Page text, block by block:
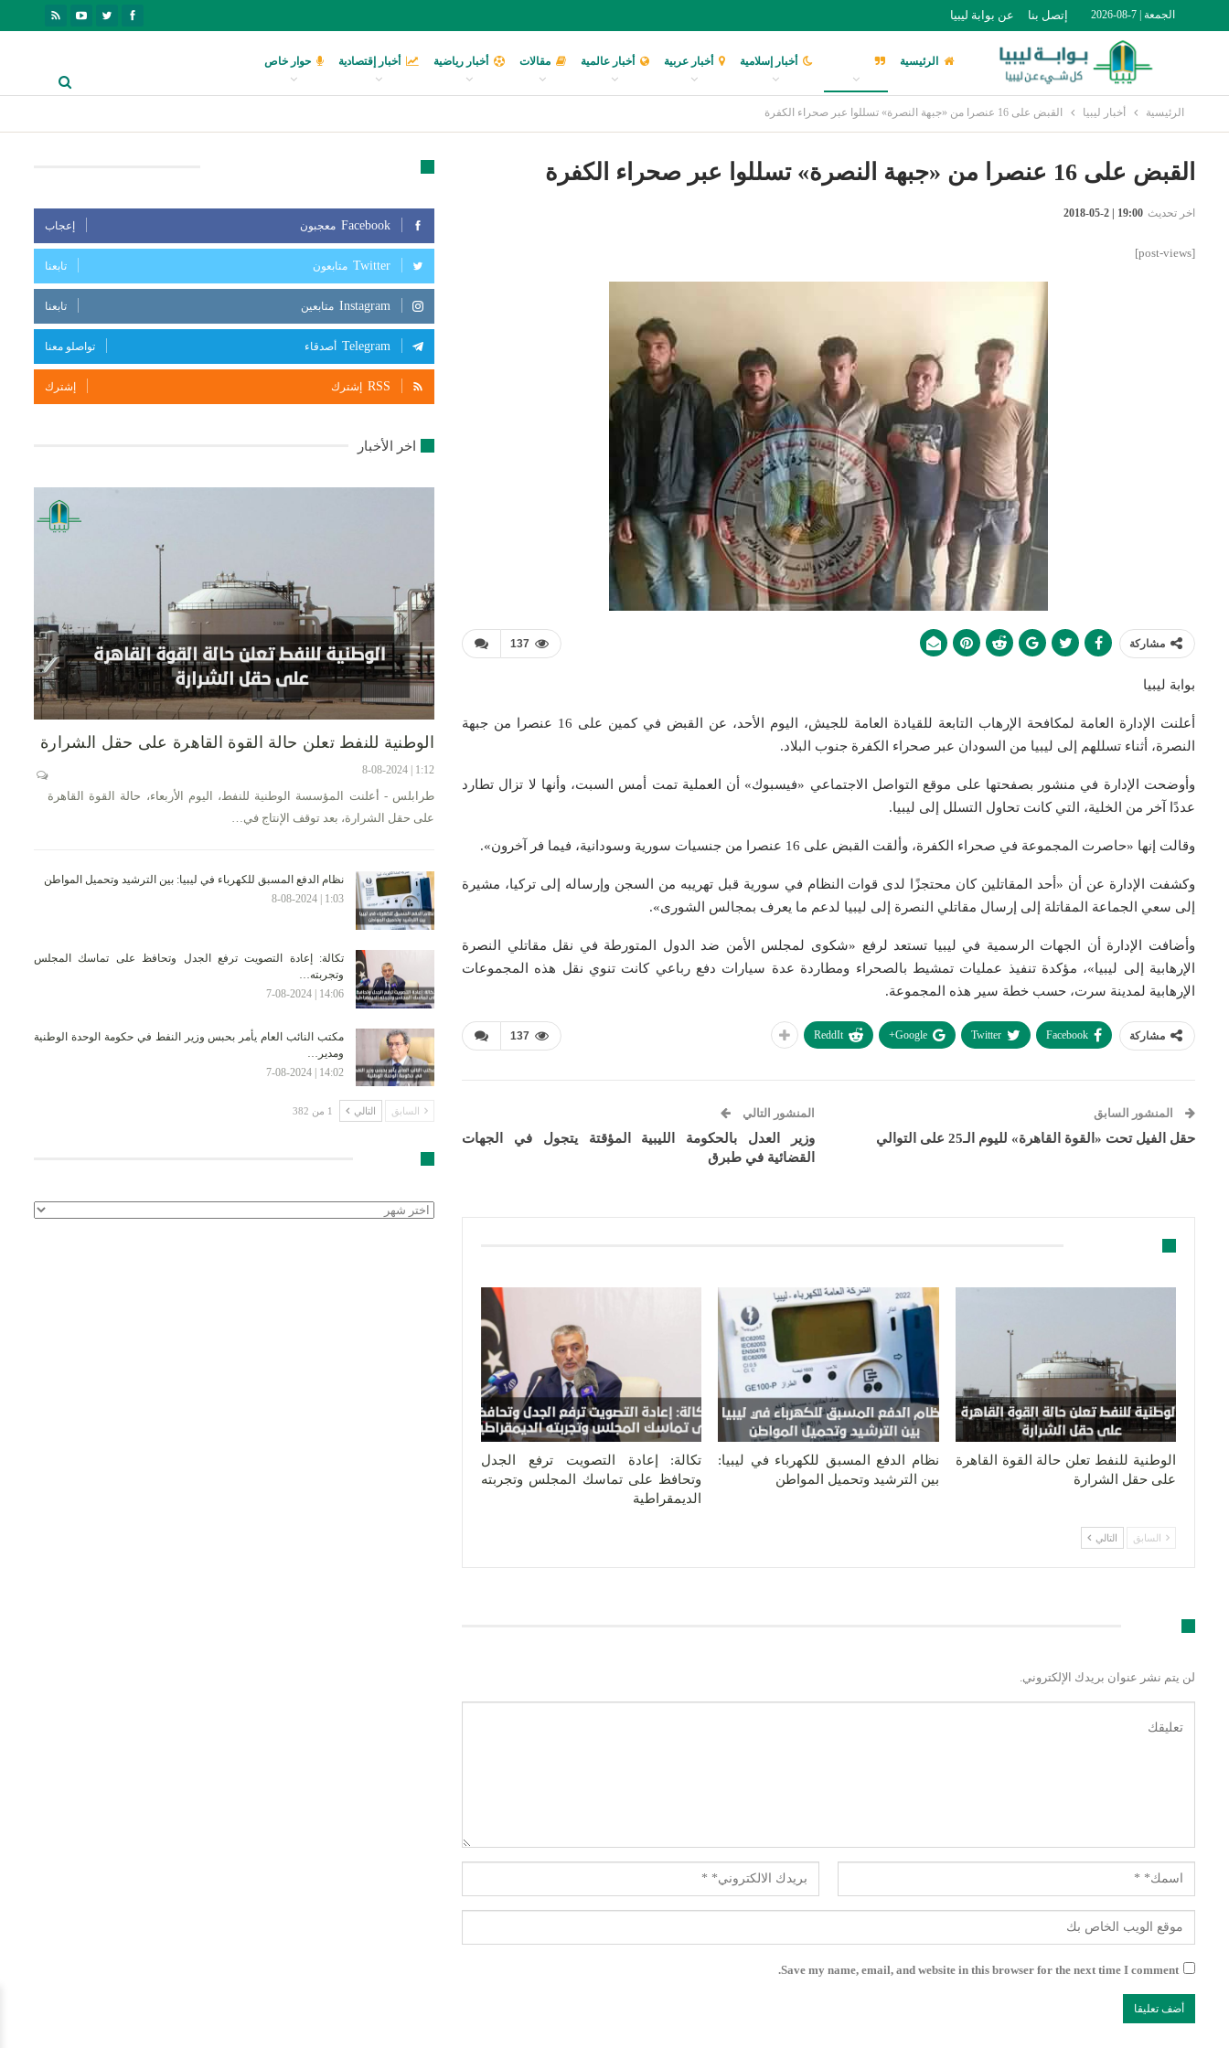
الجمعة | 7-08-2026 إتصل بنا عن بوابة ليبيا
الرئيسية أخبار إسلامية أخبار عربية أخبار عالمية مقالات أخبار رياضية أخبار إقتصادية حوار خاص
الرئيسية أخبار ليبيا القبض على 16 عنصرا من «جبهة النصرة» تسللوا عبر صحراء الكفرة
القبض على 16 عنصرا من «جبهة النصرة» تسللوا عبر صحراء الكفرة
اخر تحديث 19:00 | 2-05-2018
[post-views]
137 مشاركة
بوابة ليبيا
أعلنت الإدارة العامة لمكافحة الإرهاب التابعة للقيادة العامة للجيش، اليوم الأحد، عن القبض في كمين على 16 عنصرا من جبهة
النصرة، أثناء تسللهم إلى ليبيا من السودان عبر صحراء الكفرة جنوب البلاد.
وأوضحت الإدارة في منشور بصفحتها على موقع التواصل الاجتماعي «فيسبوك» أن العملية تمت أمس السبت، وأنها لا تزال تطارد
عددًا آخر من الخلية، التي كانت تحاول التسلل إلى ليبيا.
وقالت إنها «حاصرت المجموعة في صحراء الكفرة، وألقت القبض على 16 عنصرا من جنسيات سورية وسودانية، فيما فر آخرون».
وكشفت الإدارة عن أن «أحد المقاتلين كان محتجزًا لدى قوات النظام في سورية قبل تهريبه من السجن وإرساله إلى تركيا، مشيرة
إلى سعي الجماعة المقاتلة إلى إرسال مقاتلي النصرة إلى ليبيا لدعم ما يعرف بمجالس الشورى».
وأضافت الإدارة أن الجهات الرسمية في ليبيا تستعد لرفع «شكوى لمجلس الأمن ضد الدول المتورطة في نقل مقاتلي النصرة
الإرهابية إلى ليبيا»، مؤكدة تنفيذ عمليات تمشيط بالصحراء ومطاردة عدة سيارات دفع رباعي كانت تنوي نقل هذه المجموعات
الإرهابية لمدينة سرت، حسب خطة سير هذه المجموعة.
137 مشاركة Facebook
Twitter
Google+
ReddIt
المنشور السابق
حقل الفيل تحت «القوة القاهرة» لليوم الـ25 على التوالي
المنشور التالي
وزير العدل بالحكومة الليبية المؤقتة يتجول في الجهات
القضائية في طبرق
الوطنية للنفط تعلن حالة القوة القاهرة
على حقل الشرارة
نظام الدفع المسبق للكهرباء في ليبيا:
بين الترشيد وتحميل المواطن
تكالة: إعادة التصويت ترفع الجدل
وتحافظ على تماسك المجلس وتجربته
الديمقراطية
السابق التالي
لن يتم نشر عنوان بريدك الإلكتروني.
Save my name, email, and website in this browser for the next time I comment.
Facebook معجبون إعجاب
Twitter متابعون تابعنا
Instagram متابعين تابعنا
Telegram أصدقاء تواصلو معنا
RSS إشترك إشترك
اخر الأخبار
الوطنية للنفط تعلن حالة القوة القاهرة على حقل الشرارة
1:12 | 8-08-2024
طرابلس - أعلنت المؤسسة الوطنية للنفط، اليوم الأربعاء، حالة القوة القاهرة
على حقل الشرارة، بعد توقف الإنتاج في…
نظام الدفع المسبق للكهرباء في ليبيا: بين الترشيد وتحميل المواطن
1:03 | 8-08-2024
تكالة: إعادة التصويت ترفع الجدل وتحافظ على تماسك المجلس
وتجربته…
14:06 | 7-08-2024
مكتب النائب العام يأمر بحبس وزير النفط في حكومة الوحدة الوطنية
ومدير…
14:02 | 7-08-2024
السابق التالي 1 من 382
الأرشيف